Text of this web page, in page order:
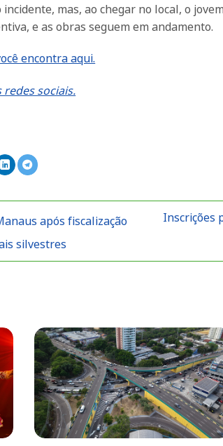
mas, ao chegar no local, o
e as obras seguem em andamento.
encontra aqui.
sociais.
após fiscalização
silvestres
Inscrições